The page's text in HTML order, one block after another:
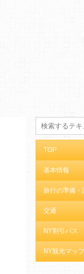
TOP
基本情報
旅行の準備・
交通
NY割引パス
NY観光マップ